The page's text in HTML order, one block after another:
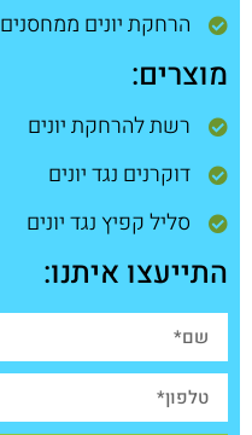
הרחקת יונים ממחסנים
מוצרים:
רשת להרחקת יונים
דוקרנים נגד יונים
סליל קפיץ נגד יונים
התייעצו איתנו: